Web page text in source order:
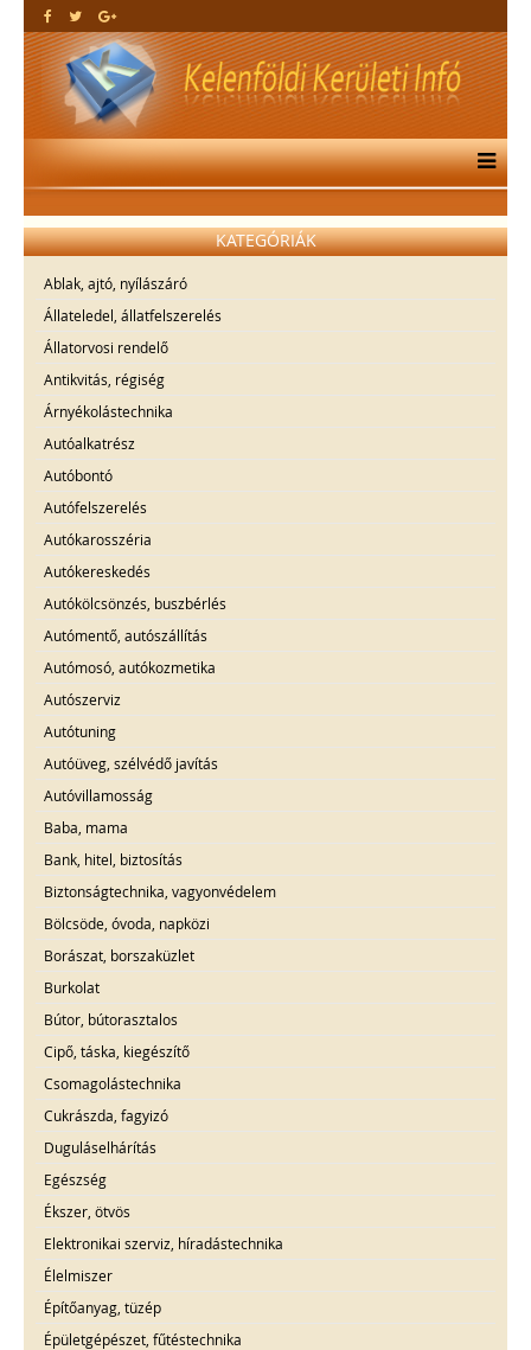
KATEGÓRIÁK
Ablak, ajtó, nyílászáró
Állateledel, állatfelszerelés
Állatorvosi rendelő
Antikvitás, régiség
Árnyékolástechnika
Autóalkatrész
Autóbontó
Autófelszerelés
Autókarosszéria
Autókereskedés
Autókölcsönzés, buszbérlés
Autómentő, autószállítás
Autómosó, autókozmetika
Autószerviz
Autótuning
Autóüveg, szélvédő javítás
Autóvillamosság
Baba, mama
Bank, hitel, biztosítás
Biztonságtechnika, vagyonvédelem
Bölcsöde, óvoda, napközi
Borászat, borszaküzlet
Burkolat
Bútor, bútorasztalos
Cipő, táska, kiegészítő
Csomagolástechnika
Cukrászda, fagyizó
Duguláselhárítás
Egészség
Ékszer, ötvös
Elektronikai szerviz, híradástechnika
Élelmiszer
Építőanyag, tüzép
Épületgépészet, fűtéstechnika